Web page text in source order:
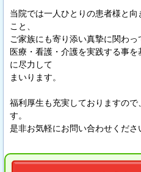
当院では一人ひとりの患者様と
こと、
ご家族にも寄り添い真摯に関わっ
医療・看護・介護を実践する事
に尽力して
まいります。
福利厚生も充実しておりますの
す。
是非お気軽にお問い合わせくださ